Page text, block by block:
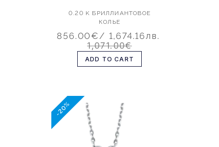
0.20 K БРИЛЛИАНТОВОЕ
КОЛЬЕ
856.00€/ 1,674.16лв.
1,071.00€
ADD TO CART
-20%